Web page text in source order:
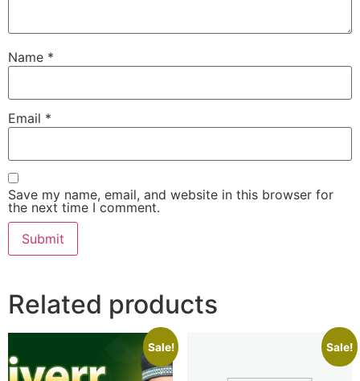
Name *
Email *
Save my name, email, and website in this browser for
the next time I comment.
Related products
Sale! Sale!